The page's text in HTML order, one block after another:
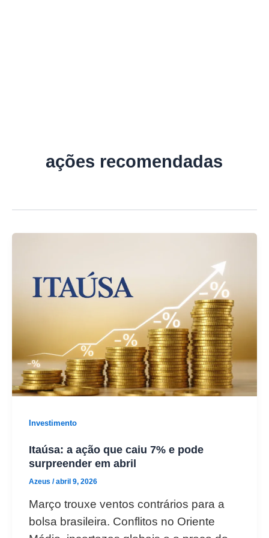
ações recomendadas
Investimento
Itaúsa: a ação que caiu 7% e pode
surpreender em abril
Azeus /abril 9, 2026
Março trouxe ventos contrários para a
bolsa brasileira. Conflitos no Oriente